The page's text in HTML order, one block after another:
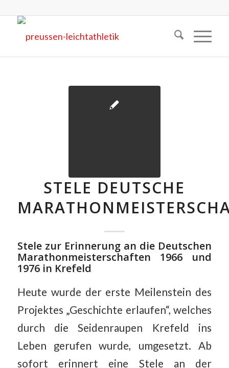
STELE DEUTSCHE
Stele zur Erinnerung an die Deutschen
Marathonmeisterschaften 1966 und
1976 in Krefeld
Heute wurde der erste Meilenstein des
Projektes „Geschichte erlaufen“, welches
durch die Seidenraupen Krefeld ins
Leben gerufen wurde, umgesetzt. Ab
sofort erinnert eine Stele an der